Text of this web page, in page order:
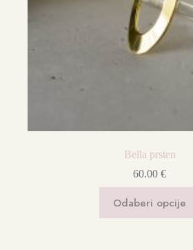
Bella prsten
60.00€
Odaberi opcije
proizvod
ima